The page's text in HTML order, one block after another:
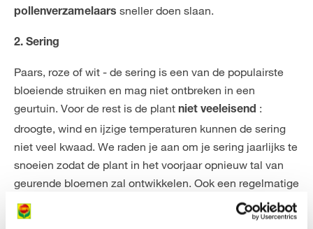
pollenverzamelaars sneller doen slaan.
2. Sering
Paars, roze of wit - de sering is een van de populairste
bloeiende struiken en mag niet ontbreken in een
geurtuin. Voor de rest is de plant niet veeleisend :
droogte, wind en ijzige temperaturen kunnen de sering
niet veel kwaad. We raden je aan om je sering jaarlijks te
snoeien zodat de plant in het voorjaar opnieuw tal van
geurende bloemen zal ontwikkelen. Ook een regelmatige
aanvoer van
is heel belangrijk. Hiervoor
kan je bijvoorbeeld een biologische meststof voor rozen